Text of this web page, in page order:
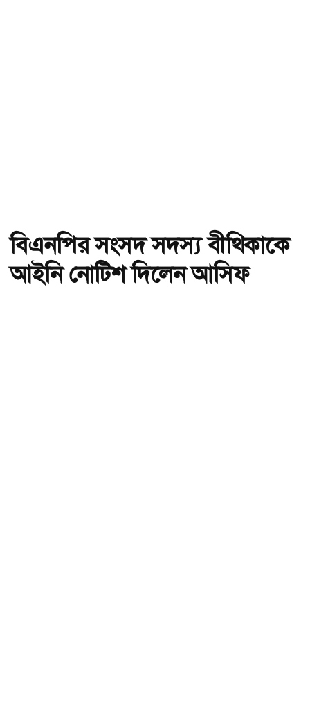
বিএনপির সংসদ সদস্য বীথিকাকে
আইনি নোটিশ দিলেন আসিফ